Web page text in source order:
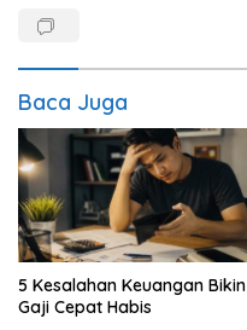
Baca Juga
5 Kesalahan Keuangan Bikin
Gaji Cepat Habis